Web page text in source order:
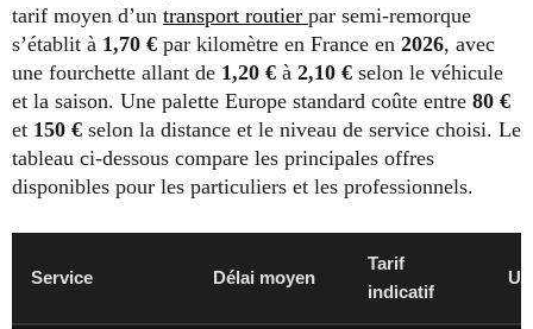
tarif moyen d’un transport routier par semi-remorque
s’établit à 1,70 € par kilomètre en France en 2026, avec
une fourchette allant de 1,20 € à 2,10 € selon le véhicule
et la saison. Une palette Europe standard coûte entre 80 €
et 150 € selon la distance et le niveau de service choisi. Le
tableau ci-dessous compare les principales offres
disponibles pour les particuliers et les professionnels.
Service Délai moyen
Tarif
indicatif